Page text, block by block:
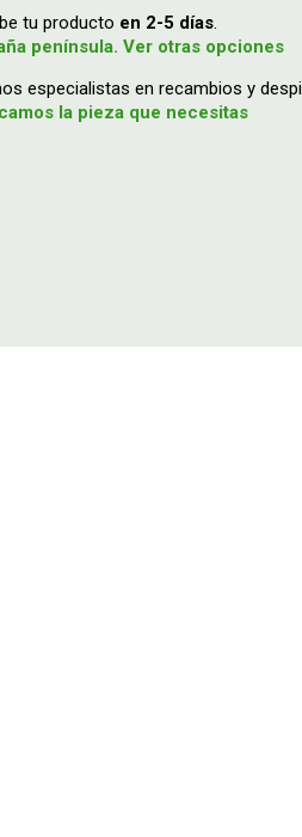
tu producto en 2-5 días.
península. Ver otras opciones
especialistas en recambios y
la pieza que necesitas